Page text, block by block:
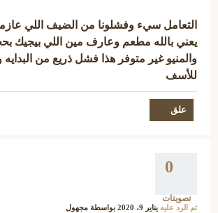
التعامل سيء وفشلونا من الضيف اللي
يعني بالله مطعم وعارف مين اللي بيجيك
والمنيو غير متوفر هذا فشل ذريع من البدايه
للأسف
0
تصويتات
تم الرد عليه يناير 9، 2020 بواسطة مجهول